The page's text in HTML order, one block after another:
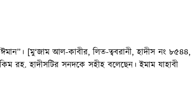
[মু‘জাম আল-কাবীর, লিত-ত্ববরানী, হাদীস নং ৮৫৪৪,
রহ. হাদীসটির সনদকে সহীহ বলেছেন। ইমাম যাহাবী